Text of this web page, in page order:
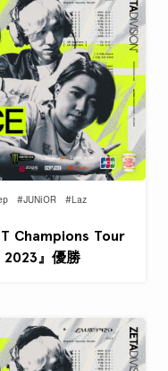
#JUNiOR
#Laz
Champions Tour
』優勝